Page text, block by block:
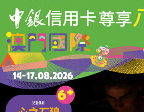
珠海上半年GDP增5.2%
「人工智能+」企業增加值飆83.2%
30/07/2026 23578